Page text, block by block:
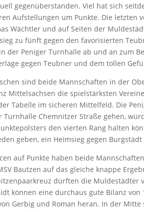
gegenüberstanden. Viel hat sich
Aufstellungen um Punkte. Die letzten
Wächtler und auf Seiten der
zu fünft gegen den favorisierten
der Peniger Turnhalle ab und an zum
gegen Teubner und dem tollen
sind beide Mannschaften in der
Mittelsachsen die spielstärksten
Tabelle im sicheren Mittelfeld. Die
Turnhalle Chemnitzer Straße gehen,
den vierten Rang halten
geben, ein Heimsieg gegen
auf Punkte haben beide
Bautzen auf das gleiche knappe
dürften die Muldestädter
können eine durchaus gute Bilanz
Gerbig und Roman heran. In der